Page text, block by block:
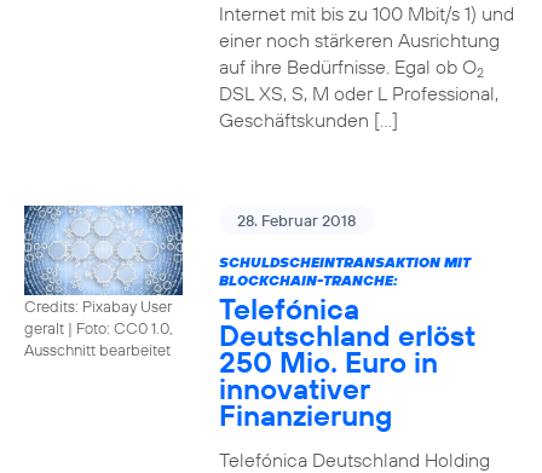
Internet mit bis zu 100 Mbit/s 1) und
einer noch stärkeren Ausrichtung
auf ihre Bedürfnisse. Egal ob O2
DSL XS, S, M oder L Professional,
Geschäftskunden […]
Credits: Pixabay User
geralt | Foto: CC0 1.0,
Ausschnitt bearbeitet
28. Februar 2018
SCHULDSCHEINTRANSAKTION MIT
BLOCKCHAIN-TRANCHE:
Telefónica
Deutschland erlöst
250 Mio. Euro in
innovativer
Finanzierung
Telefónica Deutschland Holding